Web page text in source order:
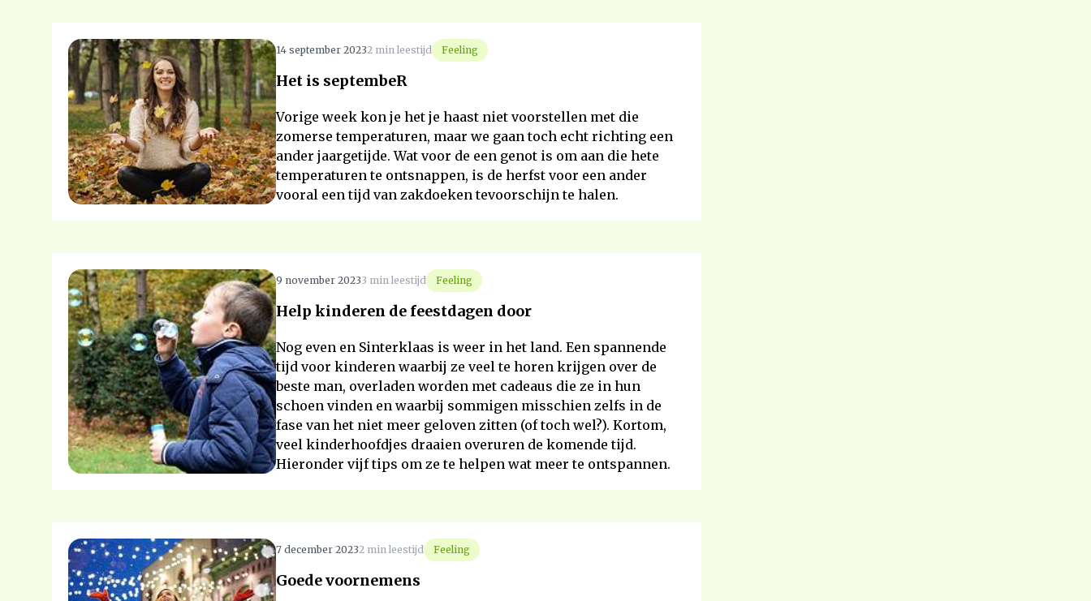
14 september 20232 min leestijd Feeling
Het is septembeR
Vorige week kon je het je haast niet voorstellen met die
zomerse temperaturen, maar we gaan toch echt richting een
ander jaargetijde. Wat voor de een genot is om aan die hete
temperaturen te ontsnappen, is de herfst voor een ander
vooral een tijd van zakdoeken tevoorschijn te halen.
9 november 20233 min leestijd Feeling
Help kinderen de feestdagen door
Nog even en Sinterklaas is weer in het land. Een spannende
tijd voor kinderen waarbij ze veel te horen krijgen over de
beste man, overladen worden met cadeaus die ze in hun
schoen vinden en waarbij sommigen misschien zelfs in de
fase van het niet meer geloven zitten (of toch wel?). Kortom,
veel kinderhoofdjes draaien overuren de komende tijd.
Hieronder vijf tips om ze te helpen wat meer te ontspannen.
7 december 20232 min leestijd Feeling
Goede voornemens